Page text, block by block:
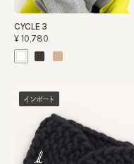
CYCLE 3
¥10,780
インポート